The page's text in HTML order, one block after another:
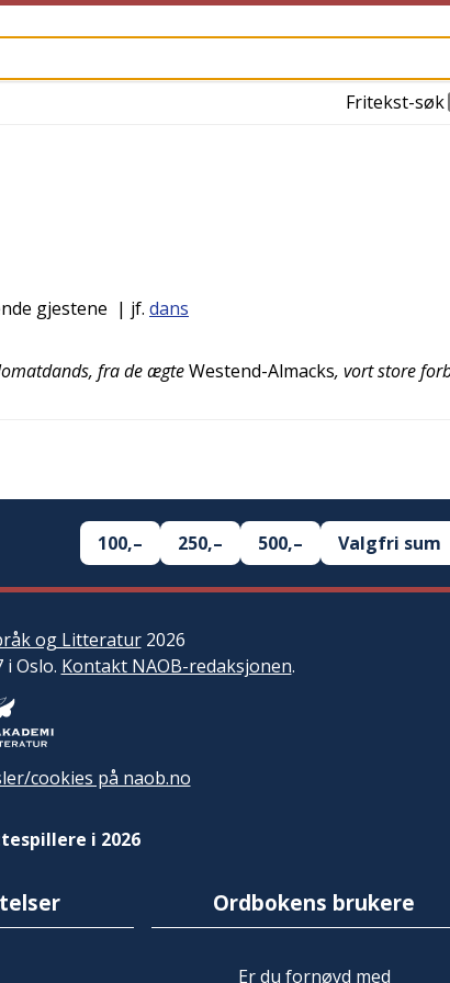
Fritekst-søk
gjestene | jf. dans
fra de ægteWestend-Almacks, vort store
100,– 250,– 500,– Valgfri sum
og Litteratur2026
Oslo. Kontakt NAOB-redaksjonen.
cookies på naob.no
i 2026
Ordbokens brukere
Er du fornøyd med